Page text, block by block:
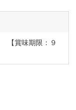
【賞味期限：９